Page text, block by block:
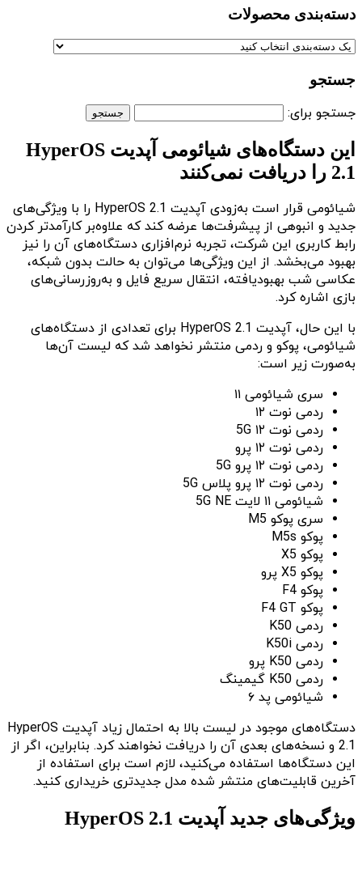
دسته‌بندی‌ محصولات
جستجو
جستجو برای:
این دستگاه‌های شیائومی آپدیت HyperOS
2.1 را دریافت نمی‌کنند
شیائومی قرار است به‌زودی آپدیت HyperOS 2.1 را با ویژگی‌های
جدید و انبوهی از پیشرفت‌ها عرضه کند که علاوه‌بر کارآمدتر کردن
رابط کاربری این شرکت، تجربه نرم‌افزاری دستگاه‌های آن را نیز
بهبود می‌بخشد. از این ویژگی‌ها می‌توان به حالت بدون شبکه،
عکاسی شب بهبودیافته، انتقال سریع فایل و به‌روزرسانی‌های
بازی اشاره کرد.
با این حال، آپدیت HyperOS 2.1 برای تعدادی از دستگاه‌های
شیائومی، پوکو و ردمی منتشر نخواهد شد که لیست آن‌ها
به‌صورت زیر است:
سری شیائومی ۱۱
ردمی نوت ۱۲
ردمی نوت ۱۲ 5G
ردمی نوت ۱۲ پرو
ردمی نوت ۱۲ پرو 5G
ردمی نوت ۱۲ پرو پلاس 5G
شیائومی ۱۱ لایت 5G NE
سری پوکو M5
پوکو M5s
پوکو X5
پوکو X5 پرو
پوکو F4
پوکو F4 GT
ردمی K50
ردمی K50i
ردمی K50 پرو
ردمی K50 گیمینگ
شیائومی پد ۶
دستگاه‌های موجود در لیست بالا به احتمال زیاد آپدیت HyperOS
2.1 و نسخه‌های بعدی آن را دریافت نخواهند کرد. بنابراین، اگر از
این دستگاه‌ها استفاده می‌کنید، لازم است برای استفاده از
آخرین قابلیت‌های منتشر شده مدل جدیدتری خریداری کنید.
ویژگی‌های جدید آپدیت HyperOS 2.1